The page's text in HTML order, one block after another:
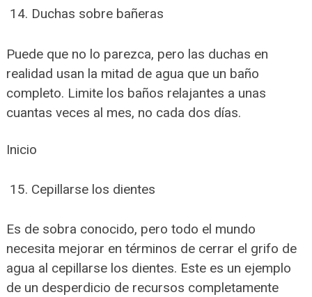
Duchas sobre bañeras
Puede que no lo parezca, pero las duchas en
realidad usan la mitad de agua que un baño
completo. Limite los baños relajantes a unas
cuantas veces al mes, no cada dos días.
Inicio
Cepillarse los dientes
Es de sobra conocido, pero todo el mundo
necesita mejorar en términos de cerrar el grifo de
agua al cepillarse los dientes. Este es un ejemplo
de un desperdicio de recursos completamente